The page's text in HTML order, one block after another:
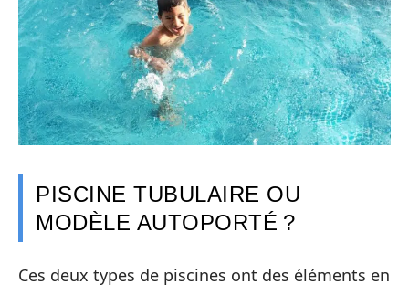
PISCINE TUBULAIRE OU
MODÈLE AUTOPORTÉ ?
Ces deux types de piscines ont des éléments en